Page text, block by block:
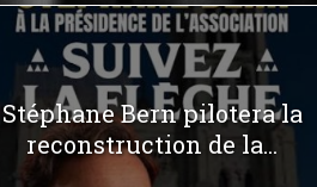
Stéphane Bern pilotera la
reconstruction de la...